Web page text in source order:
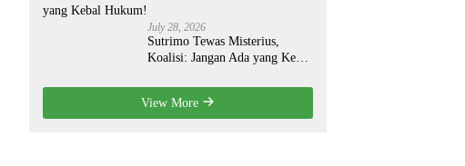
July 28, 2026
Sutrimo Tewas Misterius,
Koalisi: Jangan Ada yang Kebal
View More